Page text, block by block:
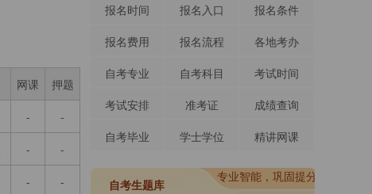
网课 押题
- -
- -
- -
报名时间 报名入口
报名条件
报名费用
报名流程
各地考办
自考专业
自考科目
考试时间
考试安排
准考证
成绩查询
自考毕业
学士学位 精讲网课
自考生题库
专业智能，巩固提分
进入做题